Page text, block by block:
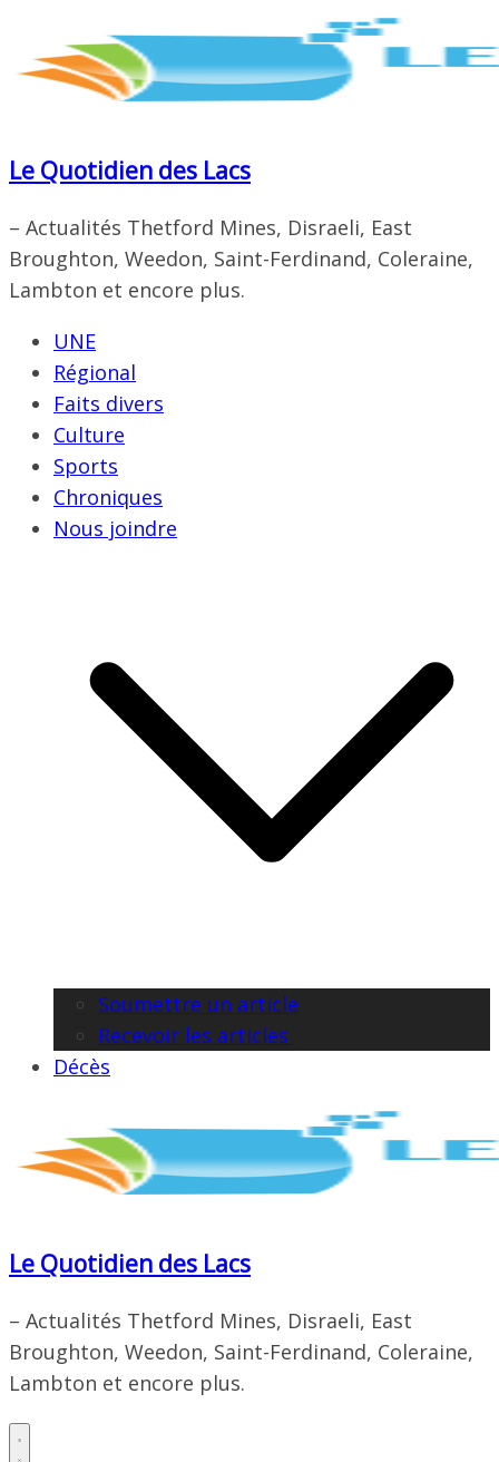
contenu
Le Quotidien des Lacs
– Actualités Thetford Mines, Disraeli, East
Broughton, Weedon, Saint-Ferdinand, Coleraine,
Lambton et encore plus.
UNE
Régional
Faits divers
Culture
Sports
Chroniques
Nous joindre
Soumettre un article
Recevoir les articles
Décès
Le Quotidien des Lacs
– Actualités Thetford Mines, Disraeli, East
Broughton, Weedon, Saint-Ferdinand, Coleraine,
Lambton et encore plus.